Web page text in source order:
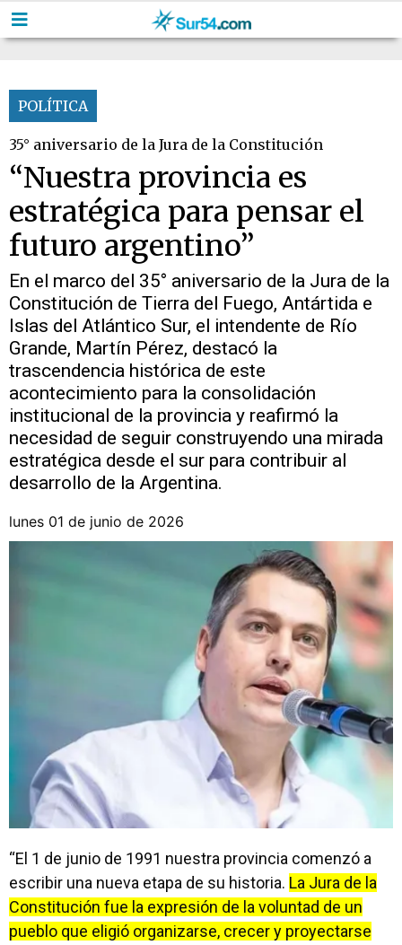
POLÍTICA
35° aniversario de la Jura de la Constitución
“Nuestra provincia es
estratégica para pensar el
futuro argentino”
En el marco del 35° aniversario de la Jura de la
Constitución de Tierra del Fuego, Antártida e
Islas del Atlántico Sur, el intendente de Río
Grande, Martín Pérez, destacó la
trascendencia histórica de este
acontecimiento para la consolidación
institucional de la provincia y reafirmó la
necesidad de seguir construyendo una mirada
estratégica desde el sur para contribuir al
desarrollo de la Argentina.
lunes 01 de junio de 2026
“El 1 de junio de 1991 nuestra provincia comenzó a
escribir una nueva etapa de su historia. La Jura de la
Constitución fue la expresión de la voluntad de un
pueblo que eligió organizarse, crecer y proyectarse